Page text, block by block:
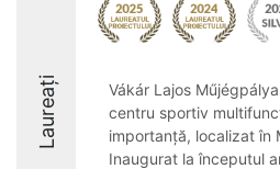
Laureați
Vákár Lajos
centru sportiv
importanță, localizat în
Inaugurat la începutul